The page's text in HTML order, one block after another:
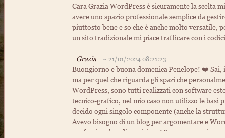
Cara Grazia WordPress è sicuramente la scelta
avere uno spazio professionale semplice da
piuttosto bene e so che è anche molto versatile,
un sito tradizionale mi piace trafficare con i
Grazia ~ 21/01/2024 08:21:23
Buongiorno e buona domenica Penelope! ❤️ Sai,
ma per quel che riguarda gli spazi che
WordPress, sono tutti realizzati con software
tecnico-grafico, nel mio caso non utilizzo le basi
decido ogni singolo componente (anche la
Avevo bisogno di un blog per argomentare e
professionale a disposizione! ? sempre un